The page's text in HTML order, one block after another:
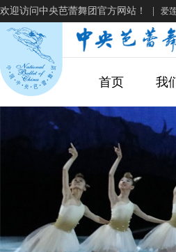
欢迎访问中央芭蕾舞团官方网站！ 爱
首页 我